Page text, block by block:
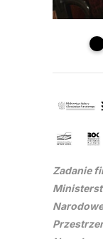
Zadanie